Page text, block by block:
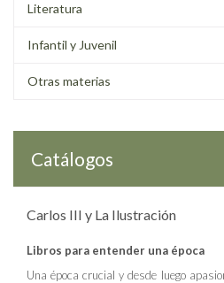
Literatura
Infantil y Juvenil
Otras materias
Catálogos
Carlos III y La Ilustración
Libros para entender una época
Una época crucial y desde luego